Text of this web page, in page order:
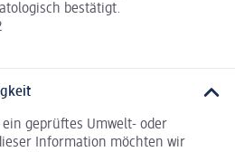
bestätigt.
geprüftes Umwelt- oder
Information möchten wir